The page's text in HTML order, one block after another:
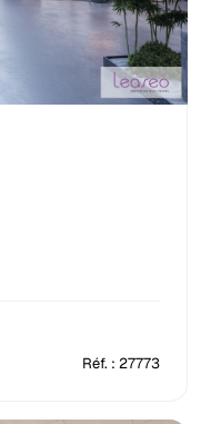
Réf. : 27773